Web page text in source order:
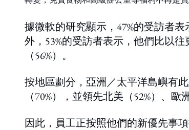
據微軟的研究顯示，47%的受訪者
外，53%的受訪者表示，他們比以
（56%）。
按地區劃分，亞洲／太平洋島嶼有
（70%），並領先北美（52%）、歐
因此，員工正按照他們的新優先事項